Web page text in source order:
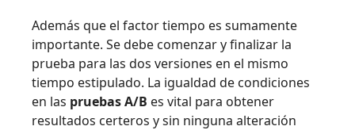
Además que el factor tiempo es sumamente
importante. Se debe comenzar y finalizar la
prueba para las dos versiones en el mismo
tiempo estipulado. La igualdad de condiciones
en las pruebas A/B es vital para obtener
resultados certeros y sin ninguna alteración